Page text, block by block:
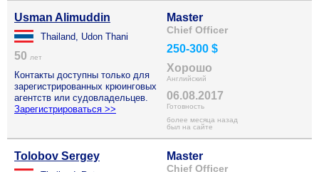
Usman Alimuddin
Thailand, Udon Thani
50 лет
Контакты доступны только для
зарегистрированных крюинговых
агентств или судовладельцев.
Зарегистрироваться >>
Master
Chief Officer
250-300 $
Хорошо
Английский
06.08.2017
Готовность
более месяца назад
был на сайте
Tolobov Sergey Master
Chief Officer